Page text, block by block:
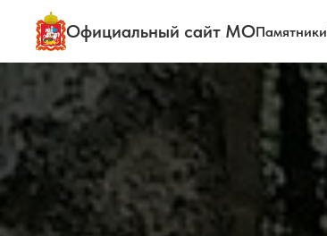
Официальный сайт МОПамятники